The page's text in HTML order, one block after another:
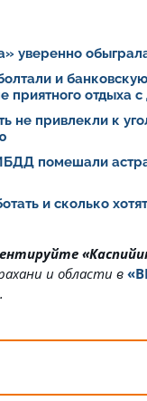
уверенно
и
приятного отдыха
не привлекли к
помешали
и сколько
и области в
.